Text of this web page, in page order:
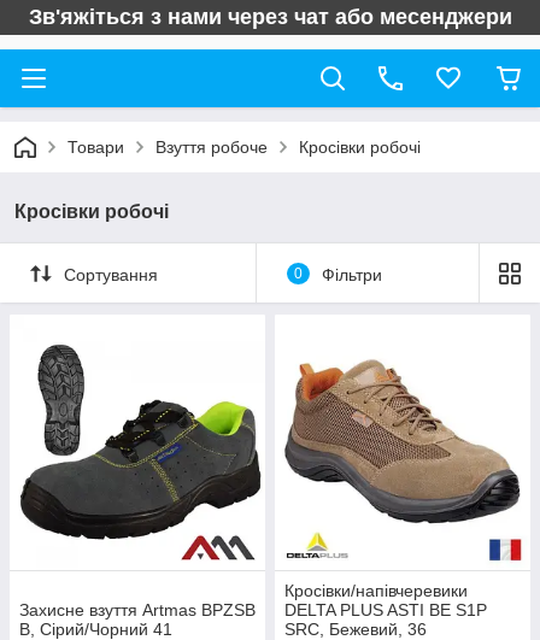
Зв'яжіться з нами через чат або месенджери
Товари Взуття робоче Кросівки робочі
Кросівки робочі
Сортування 0 Фільтри
Захисне взуття Artmas BPZSB
B, Сірий/Чорний 41
Кросівки/напівчеревики
DELTA PLUS ASTI BE S1P
SRC, Бежевий, 36